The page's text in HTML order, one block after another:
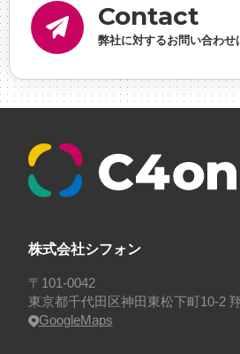
理・ゲームPM
#勉強会
に理解した
#採用
#採用向け #新卒 #
ュー
#福利厚生
プロジェクト・サービス
#行事
Contact
弊社に対するお問い合わせ
株式会社シフォン
〒101-0042
東京都千代田区神田東松下町10-2
GoogleMaps